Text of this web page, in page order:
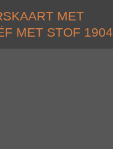
MET
MET STOF 1904